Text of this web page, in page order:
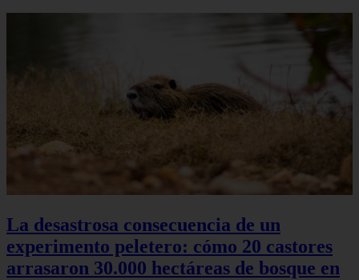
La desastrosa consecuencia de un
experimento peletero: cómo 20 castores
arrasaron 30.000 hectáreas de bosque en